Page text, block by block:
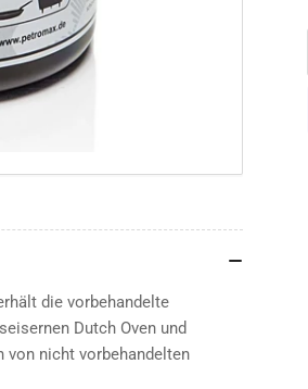
die vorbehandelte
Dutch Oven und
von nicht vorbehandelten